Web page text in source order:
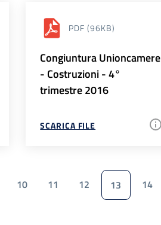
PDF (96KB)
Congiuntura Unioncamere
- Costruzioni - 4°
trimestre 2016
SCARICA FILE
10 11 12 13 14